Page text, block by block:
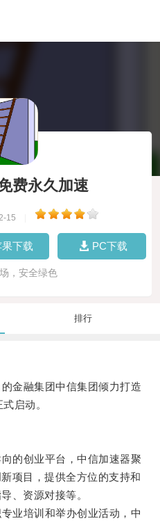
费永久加速
15
下载 PC下载
，安全绿色
排行
融集团中信集团倾力打造
启动。
创业平台，中信加速器聚
项目，提供全方位的支持和
、资源对接等。
培训和举办创业活动，中